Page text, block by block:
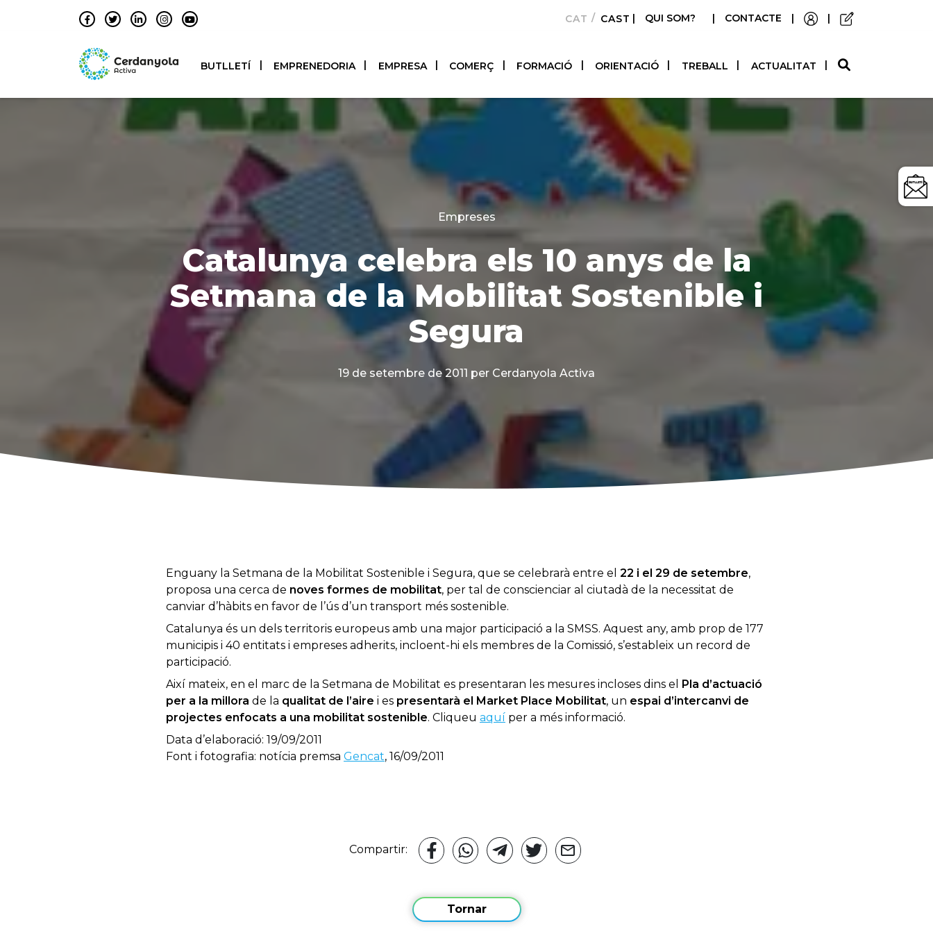
CATALÀCASTELLANO
| QUI SOM? | CONTACTE | |
BUTLLETÍ EMPRENEDORIA EMPRESA COMERÇ FORMACIÓ ORIENTACIÓ TREBALL ACTUALITAT
Categories
Empreses
Catalunya celebra els 10 anys de la
Setmana de la Mobilitat Sostenible i
Segura
19 de setembre de 2011 per Cerdanyola Activa
Enguany la Setmana de la Mobilitat Sostenible i Segura, que se celebrarà entre el 22 i el 29 de setembre,
proposa una cerca de noves formes de mobilitat, per tal de conscienciar al ciutadà de la necessitat de
canviar d’hàbits en favor de l’ús d’un transport més sostenible.
Catalunya és un dels territoris europeus amb una major participació a la SMSS. Aquest any, amb prop de 177
municipis i 40 entitats i empreses adherits, incloent-hi els membres de la Comissió, s’estableix un record de
participació.
Així mateix, en el marc de la Setmana de Mobilitat es presentaran les mesures incloses dins el Pla d’actuació
per a la millora de la qualitat de l’aire i es presentarà el Market Place Mobilitat, un espai d’intercanvi de
projectes enfocats a una mobilitat sostenible. Cliqueu aquí per a més informació.
Data d’elaboració: 19/09/2011
Font i fotografia: notícia premsa Gencat, 16/09/2011
Compartir:
Tornar